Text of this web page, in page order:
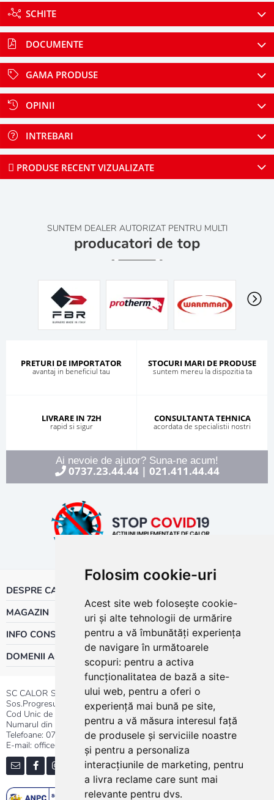
Folosim cookie-uri
Acest site web folosește cookie-
uri și alte tehnologii de urmărire
pentru a vă îmbunătăți experiența
de navigare în următoarele
scopuri: pentru a activa
funcționalitatea de bază a site-
ului web, pentru a oferi o
experiență mai bună pe site,
pentru a vă măsura interesul față
de produsele și serviciile noastre
și pentru a personaliza
interacțiunile de marketing, pentru
a livra reclame care sunt mai
relevante pentru dvs.
SCHITE
DOCUMENTE
GAMA PRODUSE
OPINII
INTREBARI
PRODUSE RECENT VIZUALIZATE
SUNTEM DEALER AUTORIZAT PENTRU MULTI
producatori de top
PRETURI DE IMPORTATOR
avantaj in beneficiul tau
STOCURI MARI DE PRODUSE
suntem mereu la dispozitia ta
LIVRARE IN 72H
rapid si sigur
CONSULTANTA TEHNICA
acordata de specialistii nostri
Ai nevoie de ajutor? Suna-ne acum!
0737.23.44.44| 021.411.44.44
DESPRE CALOR
MAGAZIN
INFO CONSUMATOR
DOMENII ACTIVITATE
SC CALOR SRL
Sos.Progresului nr.30-40, Sector 5, Bucuresti
Cod Unic de Inregistrare: RO 3004724
Numarul din Registrul Comertului:J40/13176/1991
Telefoane: 0737.23.44.44|021.411.44.44
E-mail: office@calor.ro